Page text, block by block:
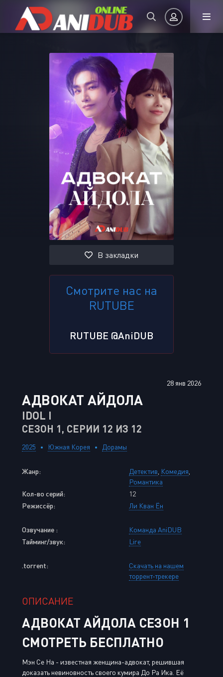
Авторизация
Запомнить
ВОЙТИ НА САЙТ
Восстановить пароль
Или войти через
В закладки
Смотрите нас на
RUTUBE
RUTUBE @AniDUB
28 янв 2026
АДВОКАТ АЙДОЛА
IDOL I
СЕЗОН 1, СЕРИИ 12 ИЗ 12
2025 Южная Корея Дорамы
Жанр: Детектив Комедия
Романтика
Кол-во серий:
12
Режиссёр:
Ли Кван Ён
Озвучание :
Команда AniDUB
Тайминг/звук:
Lire
.torrent:
Скачать на нашем
торрент-трекере
ОПИСАНИЕ
АДВОКАТ АЙДОЛА СЕЗОН 1
СМОТРЕТЬ БЕСПЛАТНО
Мэн Се На - известная женщина-адвокат, решившая
доказать невиновность своего кумира До Ра Ика. Её